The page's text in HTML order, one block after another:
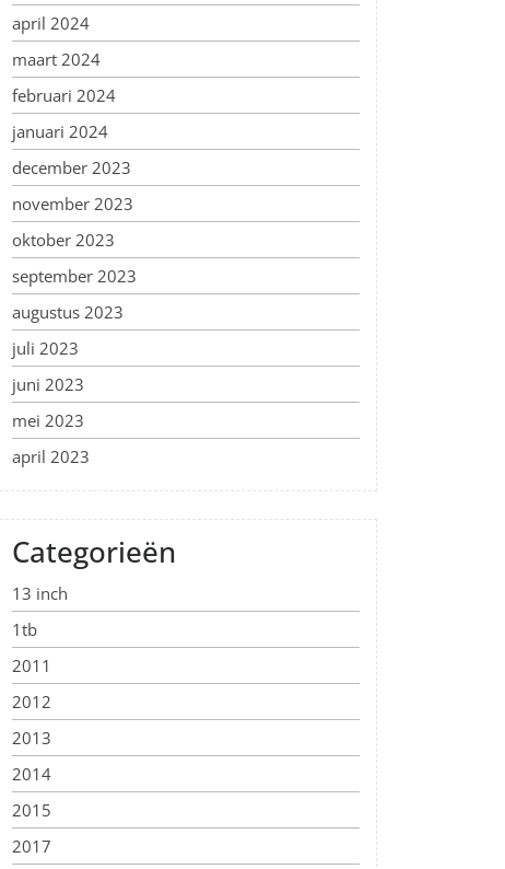
april 2024
maart 2024
februari 2024
januari 2024
december 2023
november 2023
oktober 2023
september 2023
augustus 2023
juli 2023
juni 2023
mei 2023
april 2023
Categorieën
13 inch
1tb
2011
2012
2013
2014
2015
2017